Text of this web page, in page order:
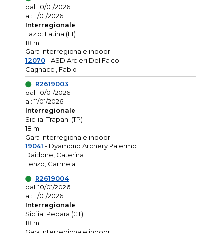
dal: 10/01/2026
al: 11/01/2026
Interregionale
Lazio: Latina (LT)
18 m
Gara Interregionale indoor
12070- ASD Arcieri Del Falco
Cagnacci, Fabio
R2619003
dal: 10/01/2026
al: 11/01/2026
Interregionale
Sicilia: Trapani (TP)
18 m
Gara Interregionale indoor
19041 - Dyamond Archery Palermo
Daidone, Caterina
Lenzo, Carmela
R2619004
dal: 10/01/2026
al: 11/01/2026
Interregionale
Sicilia: Pedara (CT)
18 m